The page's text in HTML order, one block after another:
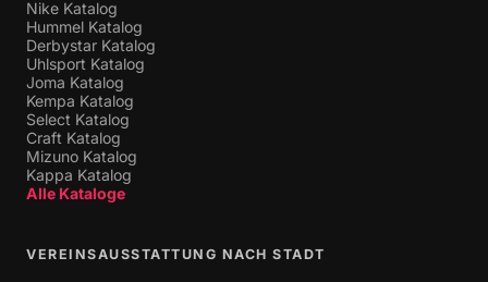
Nike Katalog
Hummel Katalog
Derbystar Katalog
Uhlsport Katalog
Joma Katalog
Kempa Katalog
Select Katalog
Craft Katalog
Mizuno Katalog
Kappa Katalog
Alle Kataloge
VEREINSAUSSTATTUNG NACH STADT